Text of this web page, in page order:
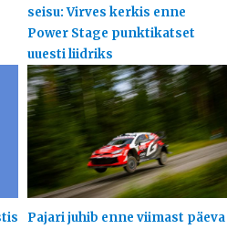
seisu: Virves kerkis enne
Power Stage punktikatset
uuesti liidriks
Pajari juhib enne viimast päeva